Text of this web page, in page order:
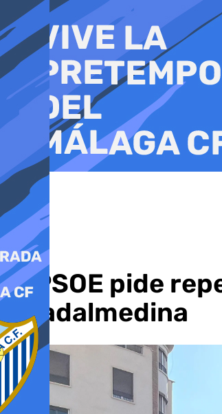
al
contenido
El PSOE pide
Guadalmedina